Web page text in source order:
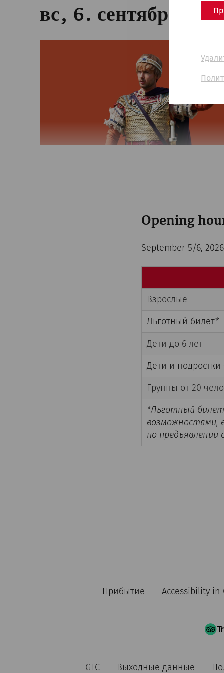
вс, 6. сентябрь
Opening
September 5/6,
Взрослые
Льготный билет*
Дети до 6 лет
Дети и подростки
Группы от 20
*Льготный
возможностями,
по
Прибытие Accessibility in
GTC Выходные данные